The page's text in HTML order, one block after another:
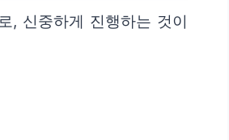
, 신중하게 진행하는 것이